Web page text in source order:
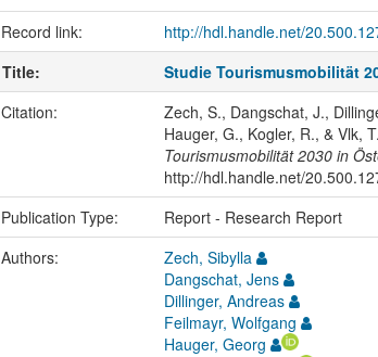
Record link: http://hdl.handle.net/
Title:
Studie Tourismusmobilität
Citation:
Zech, S., Dangschat, J.,
Hauger, G., Kogler, R., & Vlk,
Tourismusmobilität 2030 in
http://hdl.handle.net/
Publication Type: Report - Research Report
Authors:
Zech, Sibylla
Dangschat, Jens
Dillinger, Andreas
Feilmayr, Wolfgang
Hauger, Georg